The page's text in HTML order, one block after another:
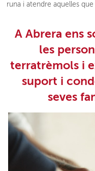
runa i atendre aquelles
A Abrera ens
les
terratrèmols i
suport i
seves